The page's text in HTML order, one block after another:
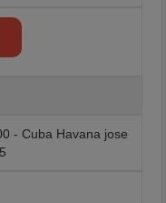
- Cuba Havana jose